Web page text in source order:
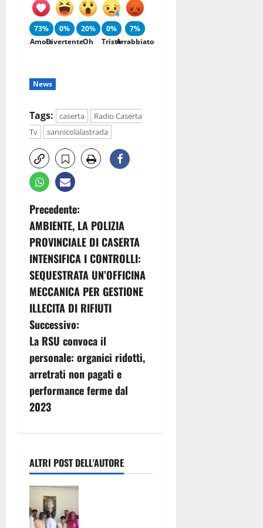
73%
Amore
0%
Divertente
20%
Oh
0%
Triste
7%
Arrabbiato
News
Tags: caserta
Radio Caserta
Tv
sannicolalastrada
N
a
v
i
g
a
z
i
o
e
a
r
Precedente:
AMBIENTE, LA POLIZIA
PROVINCIALE DI CASERTA
INTENSIFICA I CONTROLLI:
SEQUESTRATA UN’OFFICINA
MECCANICA PER GESTIONE
ILLECITA DI RIFIUTI
Successivo:
La RSU convoca il
personale: organici ridotti,
arretrati non pagati e
performance ferme dal
2023
ALTRI POST DELL'AUTORE